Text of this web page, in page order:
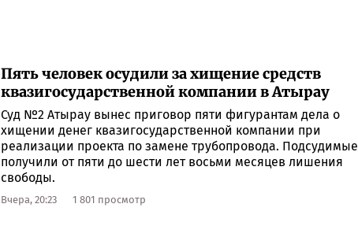
Пять человек осудили за хищение средств
квазигосударственной компании в Атырау
Суд №2 Атырау вынес приговор пяти фигурантам дела о
хищении денег квазигосударственной компании при
реализации проекта по замене трубопровода. Подсудимые
получили от пяти до шести лет восьми месяцев лишения
свободы.
Вчера, 20:23 1 801 просмотр